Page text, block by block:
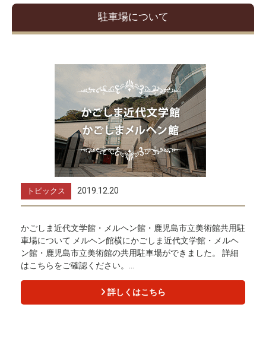
駐車場について
トピックス 2019.12.20
かごしま近代文学館・メルヘン館・鹿児島市立美術館共用駐
車場について メルヘン館横にかごしま近代文学館・メルヘ
ン館・鹿児島市立美術館の共用駐車場ができました。 詳細
はこちらをご確認ください。...
詳しくはこちら